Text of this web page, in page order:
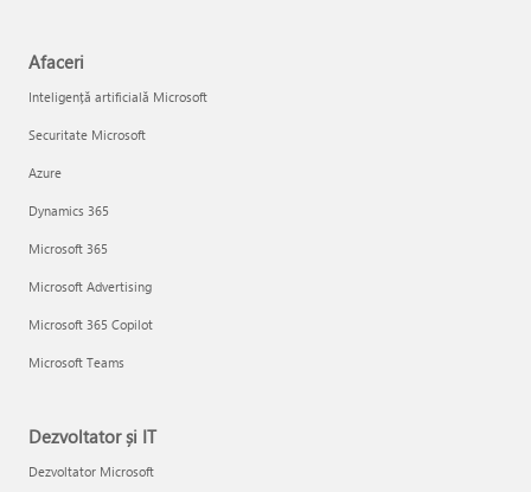
Afaceri
Inteligență artificială Microsoft
Securitate Microsoft
Azure
Dynamics 365
Microsoft 365
Microsoft Advertising
Microsoft 365 Copilot
Microsoft Teams
Dezvoltator și IT
Dezvoltator Microsoft